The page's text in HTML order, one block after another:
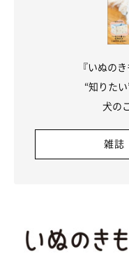
『いぬの
“知りた
犬の
雑誌